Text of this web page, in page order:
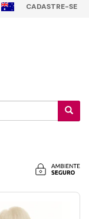
CADASTRE-SE